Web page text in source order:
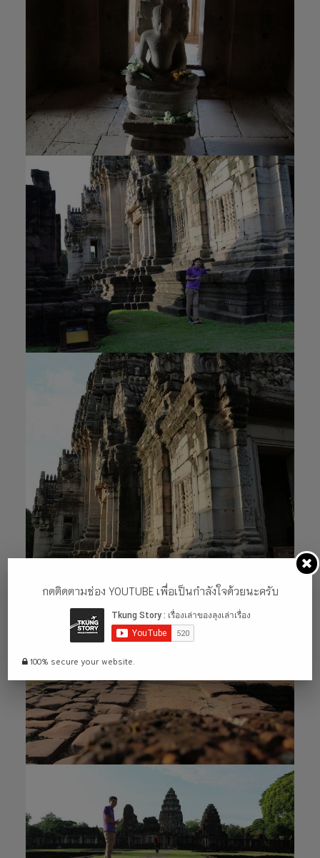
กดติดตามช่อง YOUTUBE เพื่อเป็นกำลังใจด้วยนะครับ
100% secure your website.